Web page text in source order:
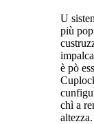
U
più
è pò
chì a
altezza.